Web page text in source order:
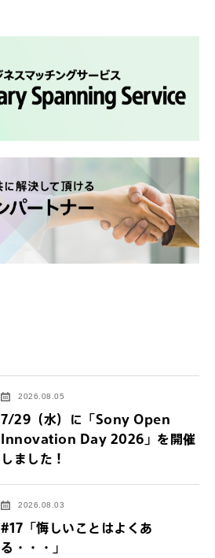
2026.08.05
7/29（水）に「Sony Open
Innovation Day 2026」を開催
しました！
2026.08.03
#17「悔しいことはよくあ
る・・・」